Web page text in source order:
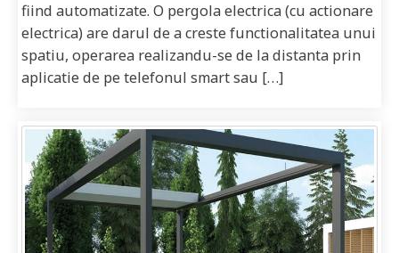
fiind automatizate. O pergola electrica (cu actionare
electrica) are darul de a creste functionalitatea unui
spatiu, operarea realizandu-se de la distanta prin
aplicatie de pe telefonul smart sau […]